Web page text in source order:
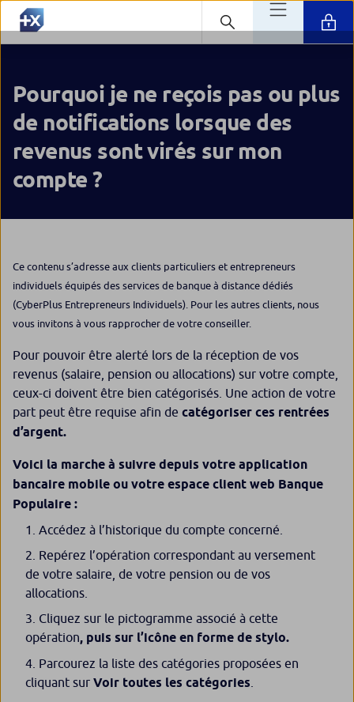
Pourquoi je ne reçois pas ou plus
de notifications lorsque des
revenus sont virés sur mon
compte ?
Ce contenu s’adresse aux clients particuliers et entrepreneurs
individuels équipés des services de banque à distance dédiés
(CyberPlus Entrepreneurs Individuels). Pour les autres clients, nous
vous invitons à vous rapprocher de votre conseiller.
Pour pouvoir être alerté lors de la réception de vos
revenus (salaire, pension ou allocations) sur votre compte,
ceux-ci doivent être bien catégorisés. Une action de votre
part peut être requise afin de catégoriser ces rentrées
d’argent.
Voici la marche à suivre depuis votre application
bancaire mobile ou votre espace client web Banque
Populaire :
Accédez à l’historique du compte concerné.
Repérez l’opération correspondant au versement
de votre salaire, de votre pension ou de vos
allocations.
Cliquez sur le pictogramme associé à cette
opération, puis sur l’icône en forme de stylo.
Parcourez la liste des catégories proposées en
cliquant sur Voir toutes les catégories